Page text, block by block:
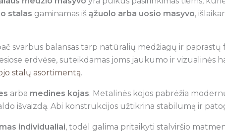
stalas gaminamas iš ąžuolo arba uosio masyvo,
svarbus balansas tarp natūralių medžiagų ir paprastų
erdvėse, suteikdamas joms jaukumo ir vizualinės
stalų asortimentą.
arba medines kojas. Metalinės kojos pabrėžia
išvaizdą. Abi konstrukcijos užtikrina stabilumą ir
individualiai, todėl galima pritaikyti stalviršio